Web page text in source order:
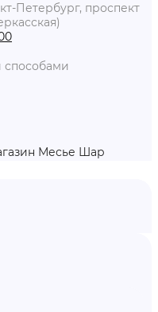
Петербург, проспект
способами
Месье Шар